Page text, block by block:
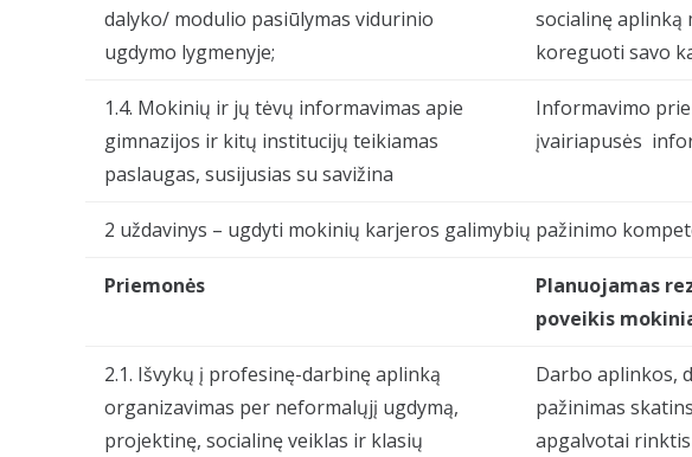
dalyko/ modulio pasiūlymas vidurinio
ugdymo lygmenyje;
socialinę aplinką
koreguoti savo
1.4. Mokinių ir jų tėvų informavimas apie
gimnazijos ir kitų institucijų teikiamas
paslaugas, susijusias su savižina
Informavimo
įvairiapusės
2 uždavinys – ugdyti mokinių karjeros galimybių pažinimo
Priemonės
Planuojamas
poveikis
2.1. Išvykų į profesinę-darbinę aplinką
organizavimas per neformalųjį ugdymą,
projektinę, socialinę veiklas ir klasių
Darbo aplinkos,
pažinimas
apgalvotai